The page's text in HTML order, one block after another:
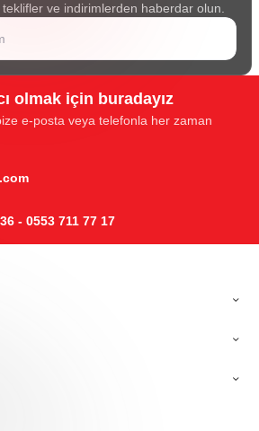
ve indirimlerden haberdar olun.
olmak için buradayız
e-posta veya telefonla her zaman
- 0553 711 77 17